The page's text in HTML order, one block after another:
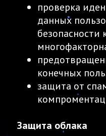
проверка
данных
безопасности
конечных
защита от
Защита облака